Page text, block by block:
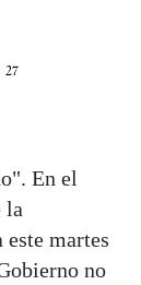
27
En el
la
martes
no